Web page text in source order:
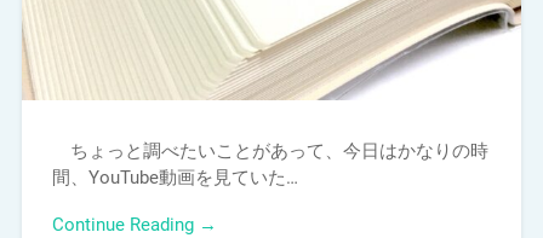
ちょっと調べたいことがあって、今日はかなりの時
間、YouTube動画を見ていた…
Continue Reading →